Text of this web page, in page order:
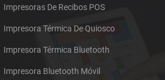
Impresoras De Recibos POS
Impresora Térmica De Quiosco
Impresora Térmica Bluetooth
Impresora Bluetooth Móvil